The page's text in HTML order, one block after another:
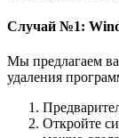
Случай №1:
Мы предлагаем
удаления
Откройте